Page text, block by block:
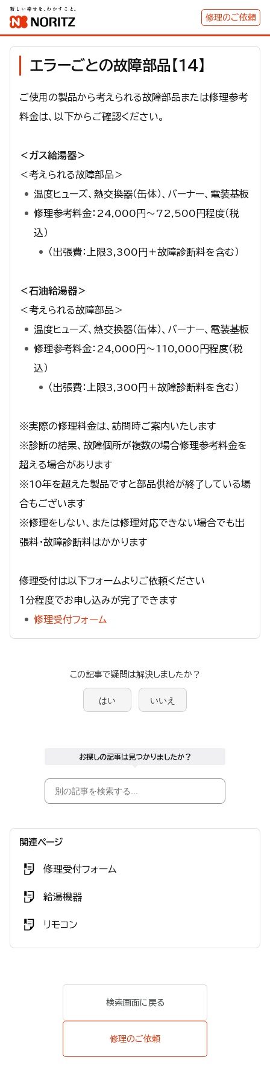
修理のご依頼
エラーごとの故障部品【14】
ご使用の製品から考えられる故障部品または修理参考
料金は、以下からご確認ください。
＜ガス給湯器＞
＜考えられる故障部品＞
温度ヒューズ、熱交換器（缶体）、バーナー、電装基板
修理参考料金：24,000円～72,500円程度（税
込）
（出張費：上限3,300円＋故障診断料を含む）
＜石油給湯器＞
＜考えられる故障部品＞
温度ヒューズ、熱交換器（缶体）、バーナー、電装基板
修理参考料金：24,000円～110,000円程度（税
込）
（出張費：上限3,300円＋故障診断料を含む）
※実際の修理料金は、訪問時ご案内いたします
※診断の結果、故障個所が複数の場合修理参考料金を
超える場合があります
※10年を超えた製品ですと部品供給が終了している場
合もございます
※修理をしない、または修理対応できない場合でも出
張料・故障診断料はかかります
修理受付は以下フォームよりご依頼ください
１分程度でお申し込みが完了できます
修理受付フォーム
この記事で疑問は解決しましたか？
はい いいえ
お探しの記事は見つかりましたか？
関連ページ
修理受付フォーム
給湯機器
リモコン
検索画面に戻る
修理のご依頼